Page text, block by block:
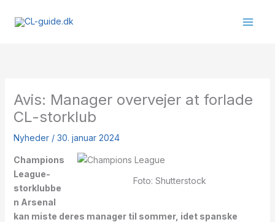
Avis: Manager overvejer at forlade
CL-storklub
Nyheder/ 30. januar 2024
Foto: Shutterstock
Champions
League-
storklubbe
n Arsenal
kan miste deres manager til sommer, idet spanske